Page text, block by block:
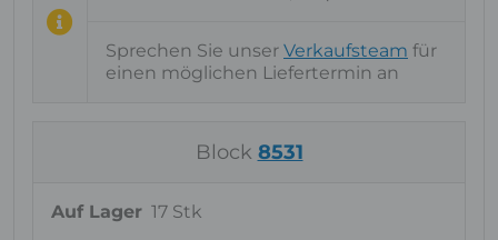
Sprechen Sie unser Verkaufsteam für
einen möglichen Liefertermin an
Block 8531
Auf Lager 17 Stk